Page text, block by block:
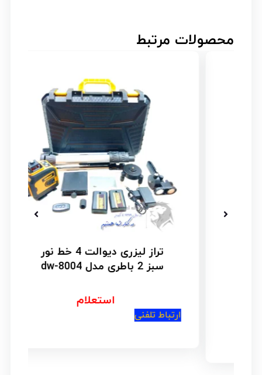
محصولات مرتبط
تراز لیزری دیوالت 4 خط نور
استعلام
ارتباط تلفنی